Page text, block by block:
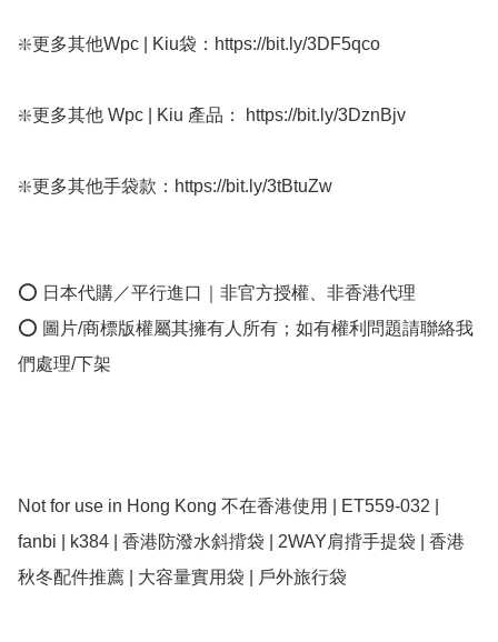
❇️更多其他Wpc | Kiu袋：https://bit.ly/3DF5qco
❇️更多其他 Wpc | Kiu 產品： https://bit.ly/3DznBjv
❇️更多其他手袋款：https://bit.ly/3tBtuZw
⭕ 日本代購／平行進口｜非官方授權、非香港代理
⭕ 圖片/商標版權屬其擁有人所有；如有權利問題請聯絡我
們處理/下架
Not for use in Hong Kong 不在香港使用 | ET559-032 |
fanbi | k384 | 香港防潑水斜揹袋 | 2WAY肩揹手提袋 | 香港
秋冬配件推薦 | 大容量實用袋 | 戶外旅行袋